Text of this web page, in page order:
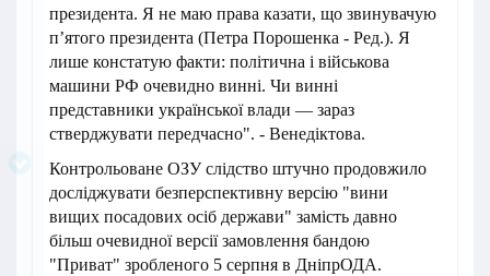
президента. Я не маю права казати, що звинувачую
п’ятого президента (Петра Порошенка - Ред.). Я
лише констатую факти: політична і військова
машини РФ очевидно винні. Чи винні
представники української влади — зараз
стверджувати передчасно". - Венедіктова.
Контрольоване ОЗУ слідство штучно продовжило
досліджувати безперспективну версію "вини
вищих посадових осіб держави" замість давно
більш очевидної версії замовлення бандою
"Приват" зробленого 5 серпня в ДніпрОДА.